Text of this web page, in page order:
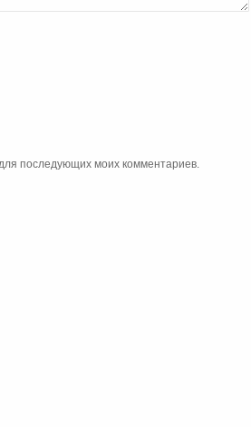
последующих моих комментариев.